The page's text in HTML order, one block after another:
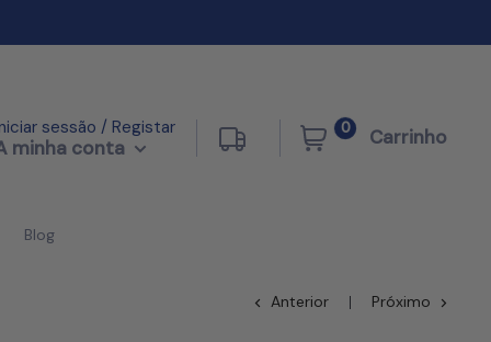
sessão / Registar
minha conta
0 Carrinho
Blog
Anterior Próximo